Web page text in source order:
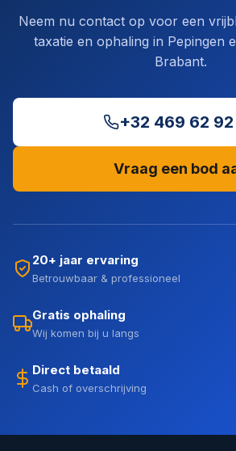
Neem nu contact op voor een
taxatie en ophaling in Pepingen
Brabant.
+32 469 62
Vraag een bod
20+ jaar ervaring
Betrouwbaar & professioneel
Gratis ophaling
Wij komen bij u langs
Direct betaald
Cash of overschrijving